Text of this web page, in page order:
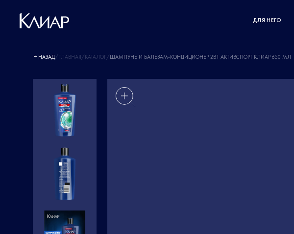
ДЛЯ НЕГО
НАЗАД /ГЛАВНАЯ /КАТАЛОГ /ШАМПУНЬ И БАЛЬЗАМ-КОНДИЦИОНЕР 2В1 АКТИВСПОРТ КЛИАР 650 МЛ